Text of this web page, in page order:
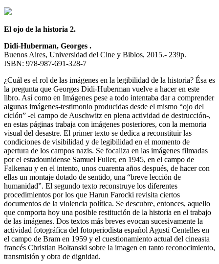
El ojo de la historia 2.
Didi-Huberman, Georges .
Buenos Aires, Universidad del Cine y Biblos, 2015.- 239p.
ISBN: 978-987-691-328-7
¿Cuál es el rol de las imágenes en la legibilidad de la historia? Ésa es
la pregunta que Georges Didi-Huberman vuelve a hacer en este
libro. Así como en Imágenes pese a todo intentaba dar a comprender
algunas imágenes-testimonio producidas desde el mismo “ojo del
ciclón” -el campo de Auschwitz en plena actividad de destrucción-,
en estas páginas trabaja con imágenes posteriores, con la memoria
visual del desastre. El primer texto se dedica a reconstituir las
condiciones de visibilidad y de legibilidad en el momento de
apertura de los campos nazis. Se focaliza en las imágenes filmadas
por el estadounidense Samuel Fuller, en 1945, en el campo de
Falkenau y en el intento, unos cuarenta años después, de hacer con
ellas un montaje dotado de sentido, una “breve lección de
humanidad”. El segundo texto reconstruye los diferentes
procedimientos por los que Harun Farocki revisita ciertos
documentos de la violencia política. Se descubre, entonces, aquello
que comporta hoy una posible restitución de la historia en el trabajo
de las imágenes. Dos textos más breves evocan sucesivamente la
actividad fotográfica del fotoperiodista español Agustí Centelles en
el campo de Bram en 1959 y el cuestionamiento actual del cineasta
francés Christian Boltanski sobre la imagen en tanto reconocimiento,
transmisión y obra de dignidad.